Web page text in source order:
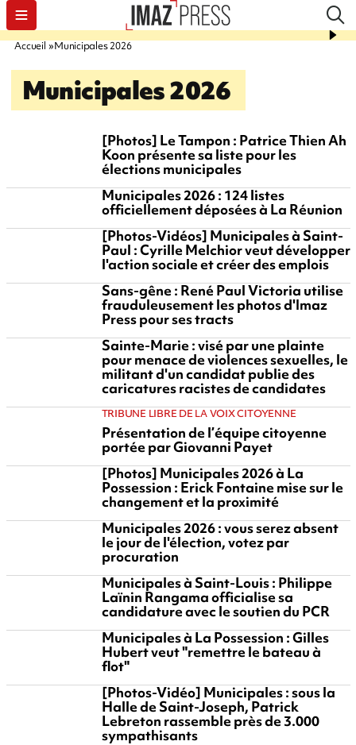
Accueil Municipales 2026
Municipales 2026
[Photos] Le Tampon : Patrice Thien Ah
Koon présente sa liste pour les
élections municipales
Municipales 2026 : 124 listes
officiellement déposées à La Réunion
[Photos-Vidéos] Municipales à Saint-
Paul : Cyrille Melchior veut développer
l'action sociale et créer des emplois
Sans-gêne : René Paul Victoria utilise
frauduleusement les photos d'Imaz
Press pour ses tracts
Sainte-Marie : visé par une plainte
pour menace de violences sexuelles, le
militant d'un candidat publie des
caricatures racistes de candidates
TRIBUNE LIBRE DE LA VOIX CITOYENNE
Présentation de l’équipe citoyenne
portée par Giovanni Payet
[Photos] Municipales 2026 à La
Possession : Erick Fontaine mise sur le
changement et la proximité
Municipales 2026 : vous serez absent
le jour de l'élection, votez par
procuration
Municipales à Saint-Louis : Philippe
Laïnin Rangama officialise sa
candidature avec le soutien du PCR
Municipales à La Possession : Gilles
Hubert veut "remettre le bateau à
flot"
[Photos-Vidéo] Municipales : sous la
Halle de Saint-Joseph, Patrick
Lebreton rassemble près de 3.000
sympathisants